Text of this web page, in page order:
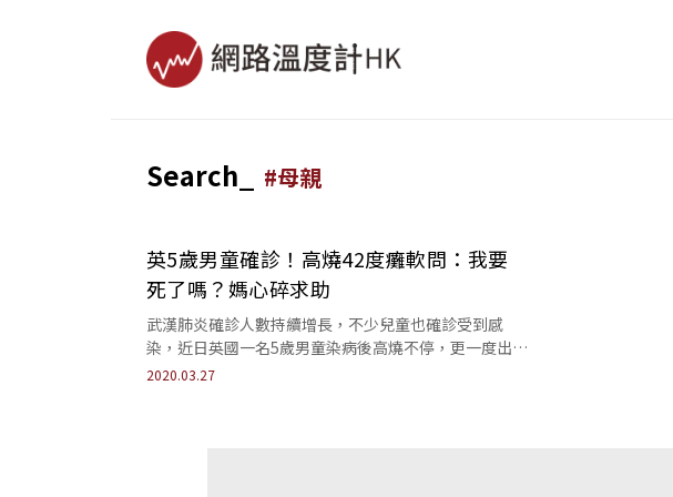
Search_ #母親
英5歲男童確診！高燒42度癱軟問：我要
死了嗎？媽心碎求助
武漢肺炎確診人數持續增長，不少兒童也確診受到感
染，近日英國一名5歲男童染病後高燒不停，更一度出現
幻覺，其母親感到心痛難過之餘，也在臉書上發文提
2020.03.27